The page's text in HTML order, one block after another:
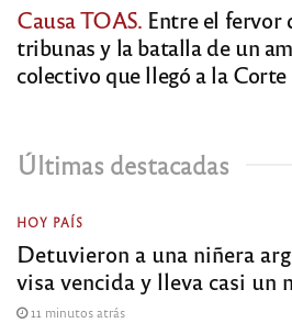
Causa TOAS. Entre el fervor
tribunas y la batalla de un
colectivo que llegó a la Corte
Últimas destacadas
HOY PAÍS
Detuvieron a una niñera
visa vencida y lleva casi un
11 minutos atrás